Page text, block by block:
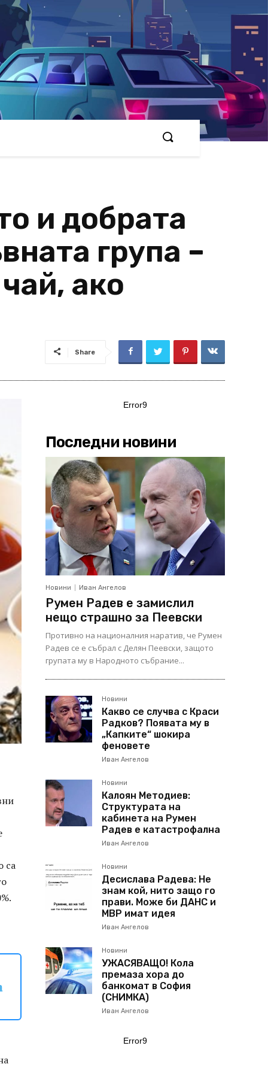
и добрата
група –
ако
Share
са
Error9
Последни новини
Новини Иван Ангелов
Румен Радев е замислил
нещо страшно за Пеевски
Противно на националния наратив, че Румен
Радев се е събрал с Делян Пеевски, защото
групата му в Народното събрание...
Новини
Какво се случва с Краси
Радков? Появата му в
„Капките“ шокира
феновете
Иван Ангелов
Новини
Калоян Методиев:
Структурата на
кабинета на Румен
Радев е катастрофална
Иван Ангелов
Новини
Десислава Радева: Не
знам кой, нито защо го
прави. Може би ДАНС и
МВР имат идея
Иван Ангелов
Новини
УЖАСЯВАЩО! Кола
премаза хора до
банкомат в София
(СНИМКА)
Иван Ангелов
Error9